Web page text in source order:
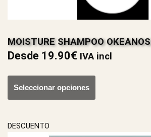
MOISTURE SHAMPOO OKEANOS
Desde 19.90€ IVA incl
Seleccionar opciones
DESCUENTO